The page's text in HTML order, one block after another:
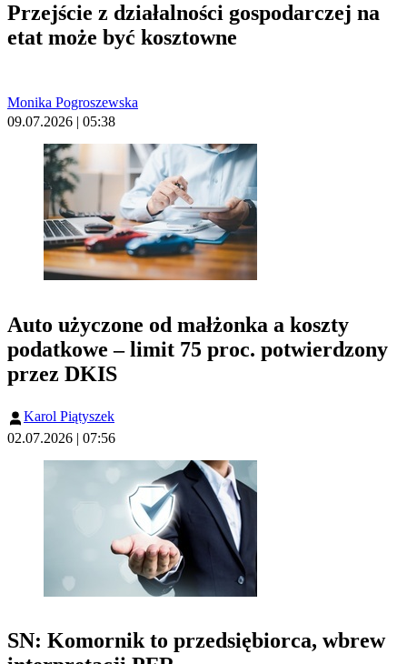
Przejście z działalności gospodarczej na
etat może być kosztowne
Monika Pogroszewska
09.07.2026 | 05:38
Auto użyczone od małżonka a koszty
podatkowe – limit 75 proc. potwierdzony
przez DKIS
Karol Piątyszek
02.07.2026 | 07:56
SN: Komornik to przedsiębiorca, wbrew